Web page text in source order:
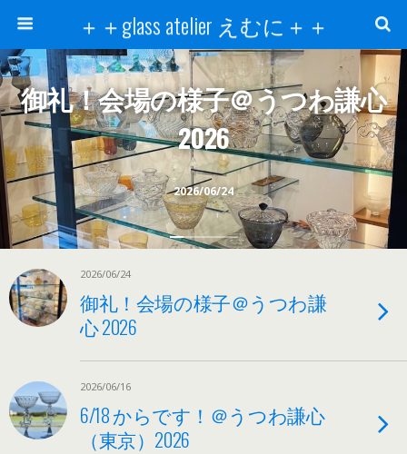
＋＋glass atelier えむに＋＋
2026/06/24
御礼！会場の様子＠うつわ謙心
2026
2026/06/24
御礼！会場の様子＠うつわ謙
心 2026
2026/06/16
6/18 からです！＠うつわ謙心
（東京）2026